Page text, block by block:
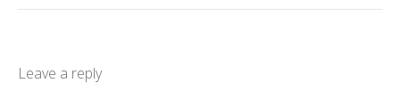
Leave a reply